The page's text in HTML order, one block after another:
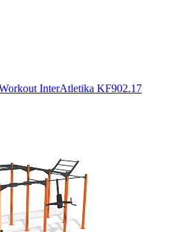
InterAtletika KF902.17